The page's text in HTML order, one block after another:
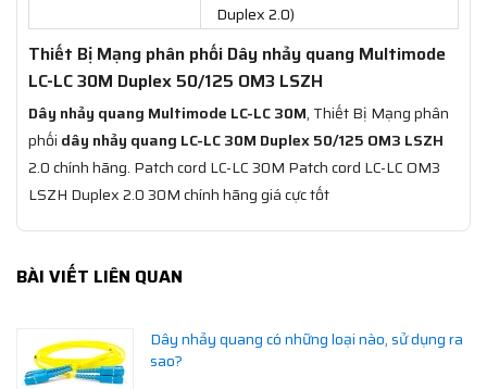
Duplex 2.0)
Thiết Bị Mạng phân phối Dây nhảy quang Multimode
LC-LC 30M Duplex 50/125 OM3 LSZH
Dây nhảy quang Multimode LC-LC 30M, Thiết Bị Mạng phân
phối dây nhảy quang LC-LC 30M Duplex 50/125 OM3 LSZH
2.0 chính hãng. Patch cord LC-LC 30M Patch cord LC-LC OM3
LSZH Duplex 2.0 30M chính hãng giá cực tốt
BÀI VIẾT LIÊN QUAN
Dây nhảy quang có những loại nào, sử dụng ra
sao?